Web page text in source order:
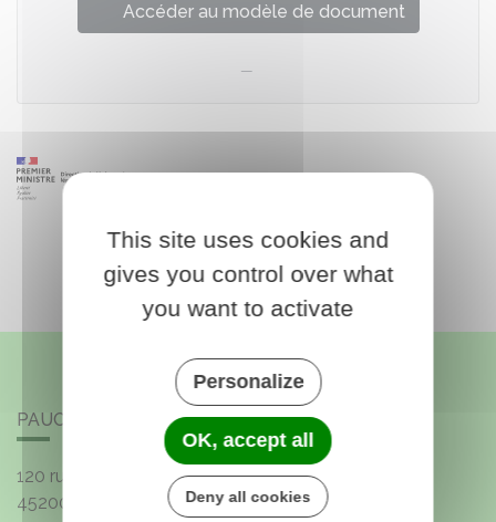
Accéder au modèle de document
PAUCOURT
120 rue de l'Église
45200
This site uses cookies and
gives you control over what
you want to activate
Personalize
OK, accept all
Deny all cookies